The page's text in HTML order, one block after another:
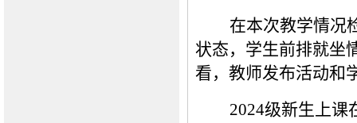
在本次教学情况
状态， 学生前排就坐
看，教师发布活动和
2024级新生上课